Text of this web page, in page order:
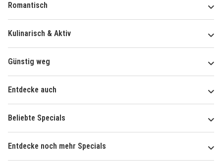
Romantisch
Kulinarisch & Aktiv
Günstig weg
Entdecke auch
Beliebte Specials
Entdecke noch mehr Specials